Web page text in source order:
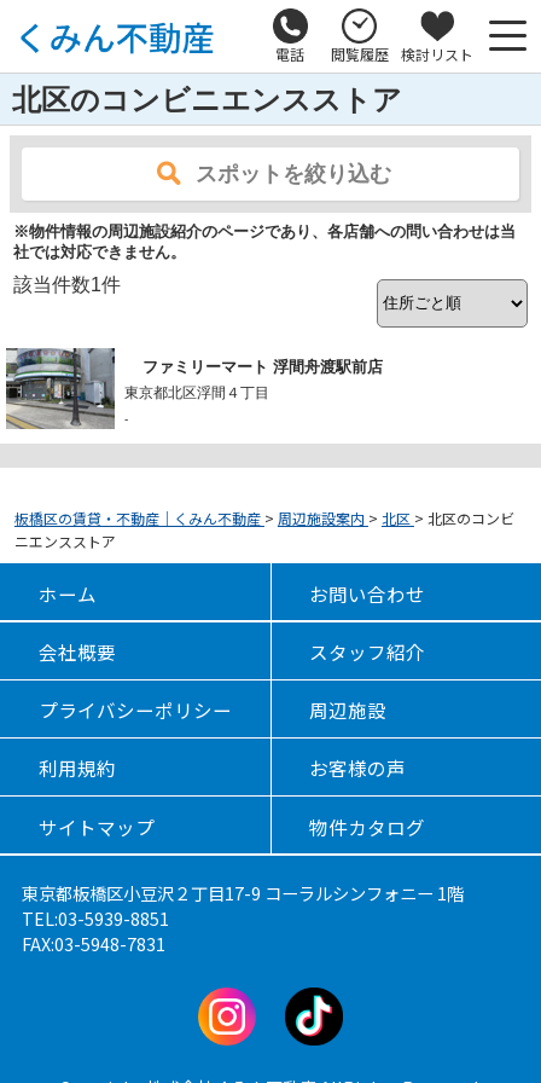
電話 閲覧履歴 検討リスト
北区のコンビニエンスストア
スポットを絞り込む
※物件情報の周辺施設紹介のページであり、各店舗への問い合わせは当
社では対応できません。
該当件数1件
ファミリーマート 浮間舟渡駅前店
東京都北区浮間４丁目
-
板橋区の賃貸・不動産｜くみん不動産 > 周辺施設案内 > 北区 > 北区のコンビ
ニエンスストア
ホーム お問い合わせ
会社概要 スタッフ紹介
プライバシーポリシー 周辺施設
利用規約 お客様の声
サイトマップ 物件カタログ
東京都板橋区小豆沢２丁目17-9 コーラルシンフォニー 1階
TEL:03-5939-8851
FAX:03-5948-7831